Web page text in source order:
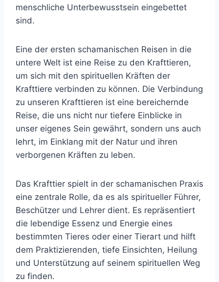
menschliche Unterbewusstsein eingebettet
sind.
Eine der ersten schamanischen Reisen in die
untere Welt ist eine Reise zu den Krafttieren,
um sich mit den spirituellen Kräften der
Krafttiere verbinden zu können. Die Verbindung
zu unseren Krafttieren ist eine bereichernde
Reise, die uns nicht nur tiefere Einblicke in
unser eigenes Sein gewährt, sondern uns auch
lehrt, im Einklang mit der Natur und ihren
verborgenen Kräften zu leben.
Das Krafttier spielt in der schamanischen Praxis
eine zentrale Rolle, da es als spiritueller Führer,
Beschützer und Lehrer dient. Es repräsentiert
die lebendige Essenz und Energie eines
bestimmten Tieres oder einer Tierart und hilft
dem Praktizierenden, tiefe Einsichten, Heilung
und Unterstützung auf seinem spirituellen Weg
zu finden.